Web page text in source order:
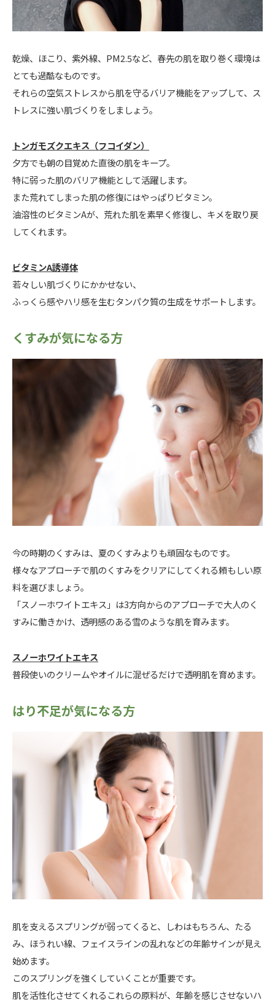
乾燥、ほこり、紫外線、PM2.5など、春先の肌を取り巻く環境は
とても過酷なものです。
それらの空気ストレスから肌を守るバリア機能をアップして、ス
トレスに強い肌づくりをしましょう。
トンガモズクエキス（フコイダン）
夕方でも朝の目覚めた直後の肌をキープ。
特に弱った肌のバリア機能として活躍します。
また荒れてしまった肌の修復にはやっぱりビタミン。
油溶性のビタミンAが、荒れた肌を素早く修復し、キメを取り戻
してくれます。
ビタミンA誘導体
若々しい肌づくりにかかせない、
ふっくら感やハリ感を生むタンパク質の生成をサポートします。
くすみが気になる方
今の時期のくすみは、夏のくすみよりも頑固なものです。
様々なアプローチで肌のくすみをクリアにしてくれる頼もしい原
料を選びましょう。
「スノーホワイトエキス」は3方向からのアプローチで大人のく
すみに働きかけ、透明感のある雪のような肌を育みます。
スノーホワイトエキス
普段使いのクリームやオイルに混ぜるだけで透明肌を育めます。
はり不足が気になる方
肌を支えるスプリングが弱ってくると、しわはもちろん、たる
み、ほうれい線、フェイスラインの乱れなどの年齢サインが見え
始めます。
このスプリングを強くしていくことが重要です。
肌を活性化させてくれるこれらの原料が、年齢を感じさせないハ